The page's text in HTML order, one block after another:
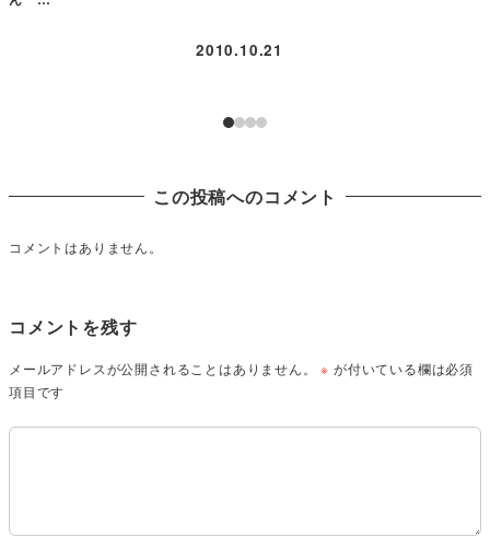
2010.10.21
この投稿へのコメント
コメントはありません。
コメントを残す
メールアドレスが公開されることはありません。 ※ が付いている欄は必須
項目です